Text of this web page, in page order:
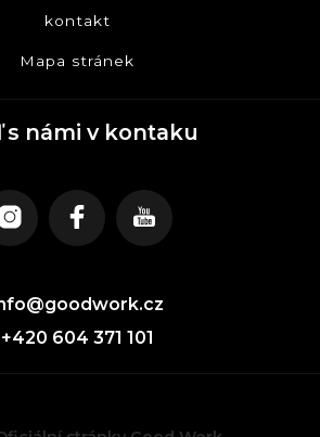
kontakt
Mapa stránek
s námi v kontaku
+420 604 371 101